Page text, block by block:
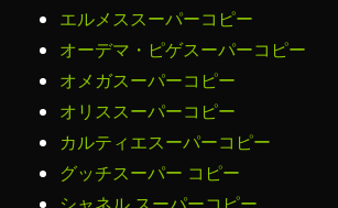
エルメススーパーコピー
オーデマ・ピゲスーパーコピー
オメガスーパーコピー
オリススーパーコピー
カルティエスーパーコピー
グッチスーパー コピー
シャネル スーパーコピー